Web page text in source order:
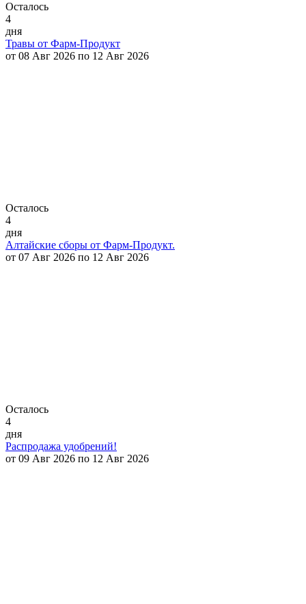
Осталось
4
дня
Травы от Фарм-Продукт
от 08 Авг 2026 по 12 Авг 2026
Осталось
4
дня
Алтайские сборы от Фарм-Продукт.
от 07 Авг 2026 по 12 Авг 2026
Осталось
4
дня
Распродажа удобрений!
от 09 Авг 2026 по 12 Авг 2026